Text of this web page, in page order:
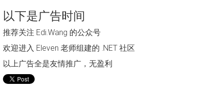
以下是广告时间
推荐关注 Edi.Wang 的公众号
欢迎进入 Eleven 老师组建的 .NET 社区
以上广告全是友情推广，无盈利